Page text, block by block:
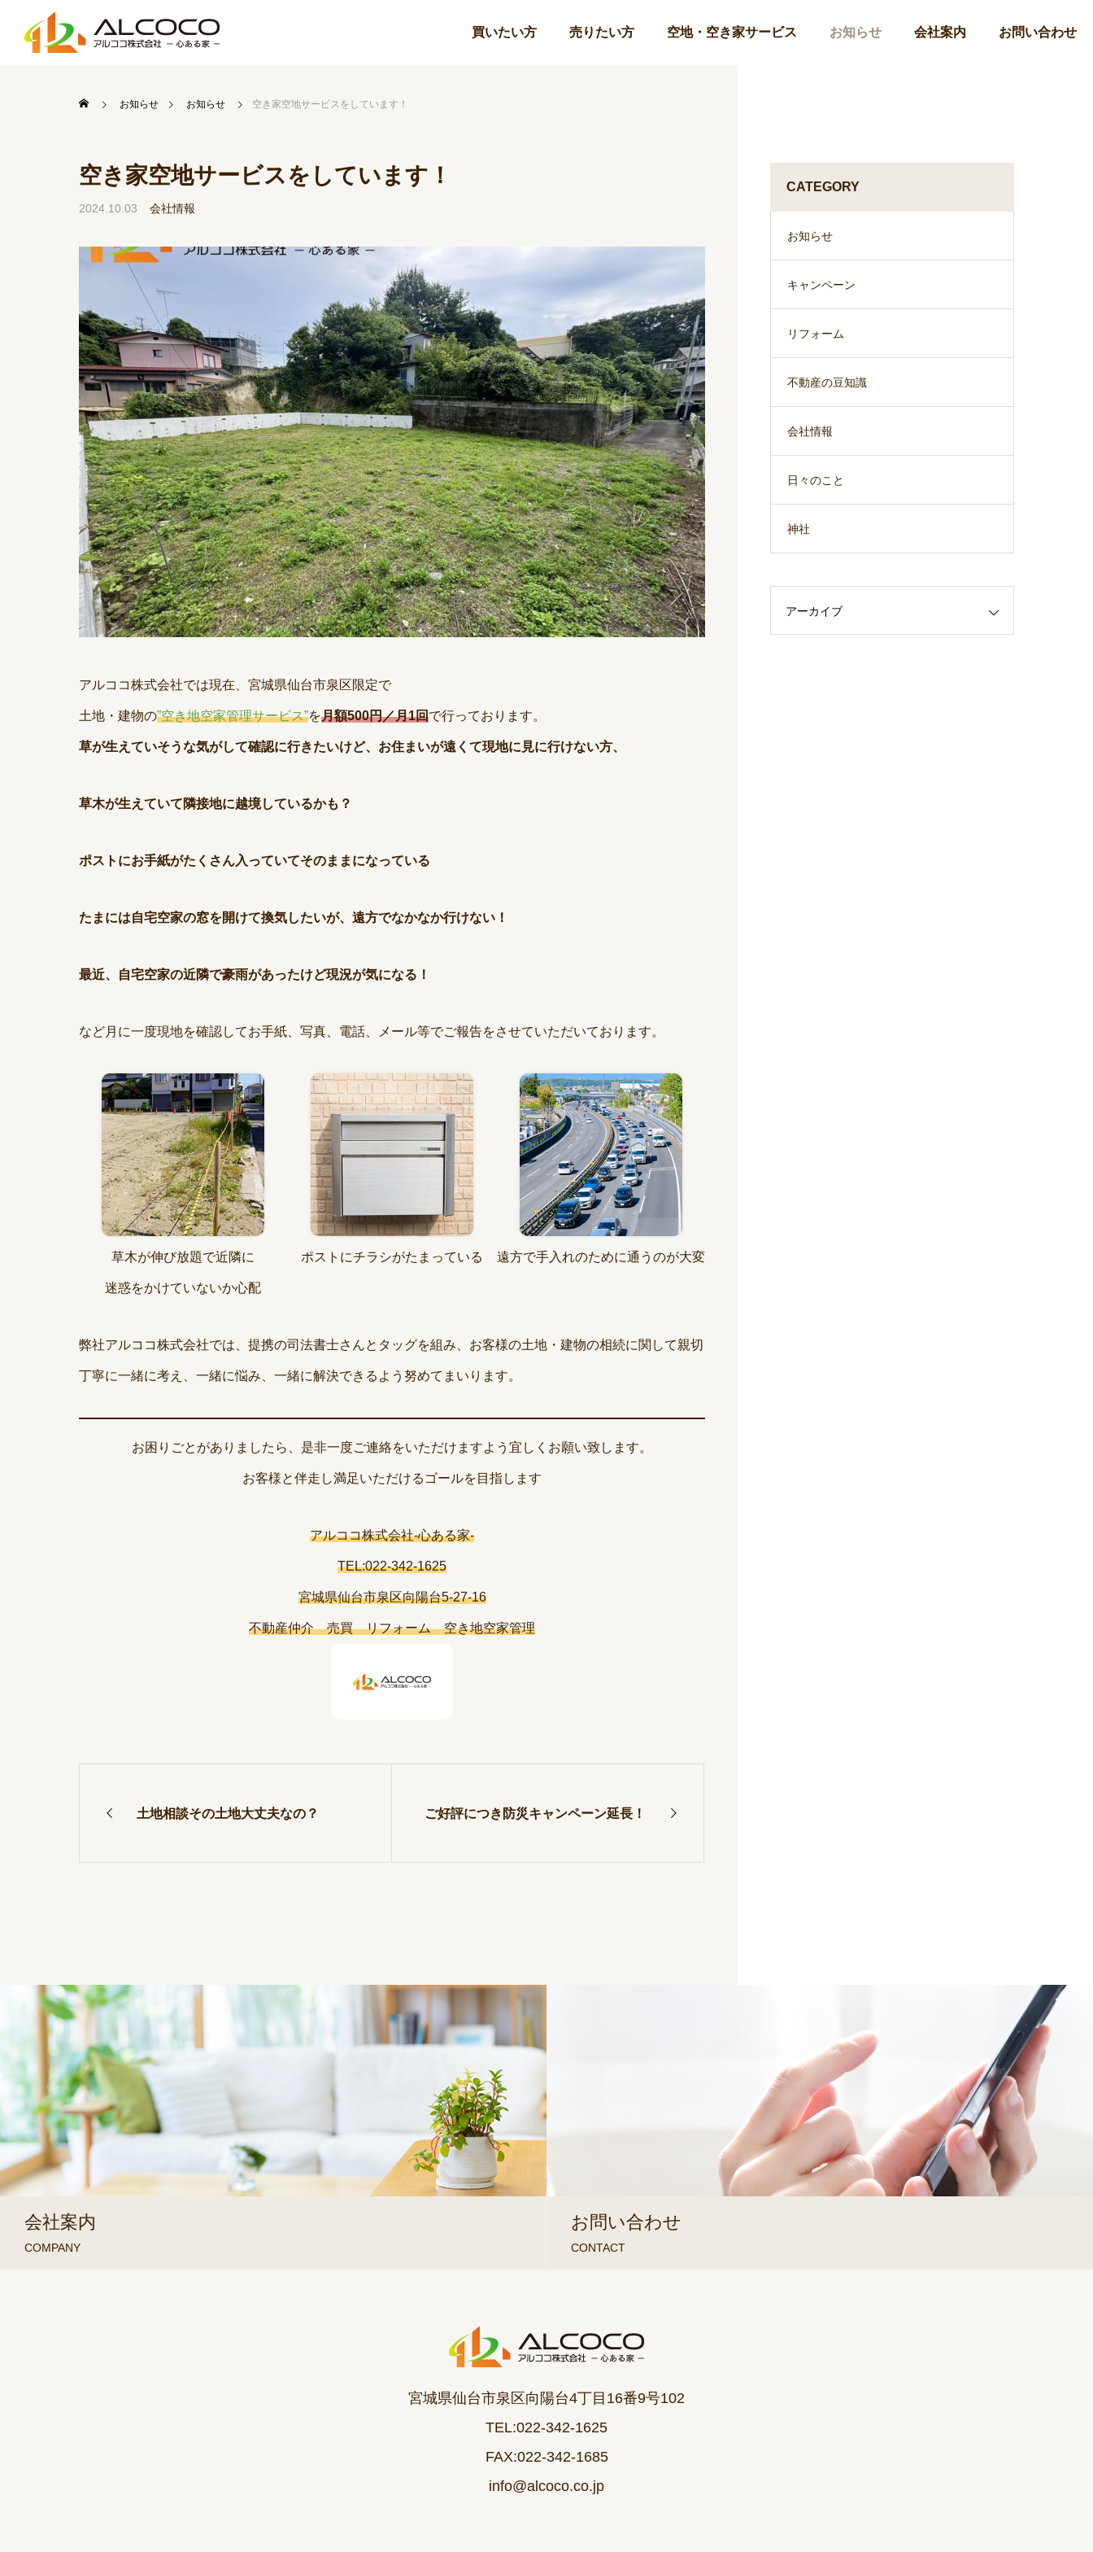
買いたい方 売りたい方 空地・空き家サービス お知らせ 会社案内 お問い合わせ
お知らせ お知らせ 空き家空地サービスをしています！
空き家空地サービスをしています！
2024.10.03 会社情報
アルココ株式会社では現在、宮城県仙台市泉区限定で
土地・建物の”空き地空家管理サービス”を月額500円／月1回で行っております。
草が生えていそうな気がして確認に行きたいけど、お住まいが遠くて現地に見に行けない方、
草木が生えていて隣接地に越境しているかも？
ポストにお手紙がたくさん入っていてそのままになっている
たまには自宅空家の窓を開けて換気したいが、遠方でなかなか行けない！
最近、自宅空家の近隣で豪雨があったけど現況が気になる！
など月に一度現地を確認してお手紙、写真、電話、メール等でご報告をさせていただいております。
草木が伸び放題で近隣に
迷惑をかけていないか心配
ポストにチラシがたまっている 遠方で手入れのために通うのが大変
弊社アルココ株式会社では、提携の司法書士さんとタッグを組み、お客様の土地・建物の相続に関して親切
丁寧に一緒に考え、一緒に悩み、一緒に解決できるよう努めてまいります。
お困りごとがありましたら、是非一度ご連絡をいただけますよう宜しくお願い致します。
お客様と伴走し満足いただけるゴールを目指します
アルココ株式会社-心ある家-
TEL:022-342-1625
宮城県仙台市泉区向陽台5-27-16
不動産仲介 売買 リフォーム 空き地空家管理
土地相談その土地大丈夫なの？ ご好評につき防災キャンペーン延長！
CATEGORY
お知らせ
キャンペーン
リフォーム
不動産の豆知識
会社情報
日々のこと
神社
アーカイブ
会社案内
COMPANY
お問い合わせ
CONTACT
宮城県仙台市泉区向陽台4丁目16番9号102
TEL:022-342-1625
FAX:022-342-1685
info@alcoco.co.jp